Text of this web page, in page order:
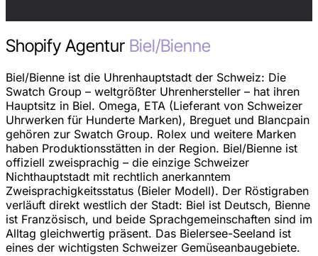
Shopify Agentur Biel/Bienne
Biel/Bienne ist die Uhrenhauptstadt der Schweiz: Die
Swatch Group – weltgrößter Uhrenhersteller – hat ihren
Hauptsitz in Biel. Omega, ETA (Lieferant von Schweizer
Uhrwerken für Hunderte Marken), Breguet und Blancpain
gehören zur Swatch Group. Rolex und weitere Marken
haben Produktionsstätten in der Region. Biel/Bienne ist
offiziell zweisprachig – die einzige Schweizer
Nichthauptstadt mit rechtlich anerkanntem
Zweisprachigkeitsstatus (Bieler Modell). Der Röstigraben
verläuft direkt westlich der Stadt: Biel ist Deutsch, Bienne
ist Französisch, und beide Sprachgemeinschaften sind im
Alltag gleichwertig präsent. Das Bielersee-Seeland ist
eines der wichtigsten Schweizer Gemüseanbaugebiete.